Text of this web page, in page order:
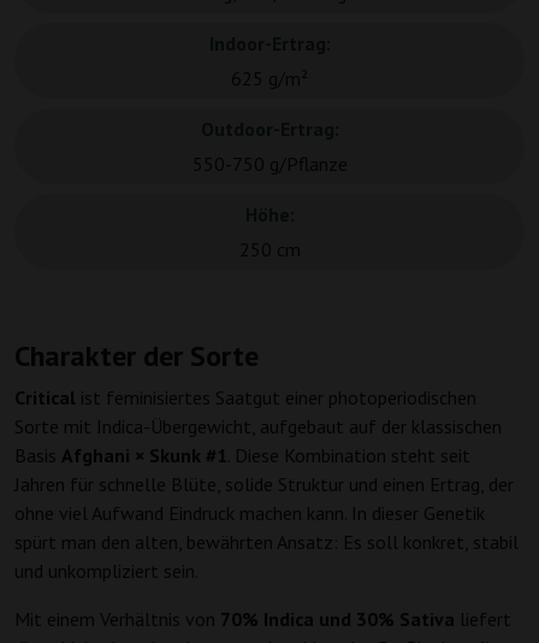
Charakter der Sorte
Critical ist feminisiertes Saatgut einer photoperiodischen
Sorte mit Indica-Übergewicht, aufgebaut auf der klassischen
Basis Afghani × Skunk #1 . Diese Kombination steht seit
Jahren für schnelle Blüte, solide Struktur und einen Ertrag, der
ohne viel Aufwand Eindruck machen kann. In dieser Genetik
spürt man den alten, bewährten Ansatz: Es soll konkret, stabil
und unkompliziert sein.
Mit einem Verhältnis von 70% Indica und 30% Sativa liefert